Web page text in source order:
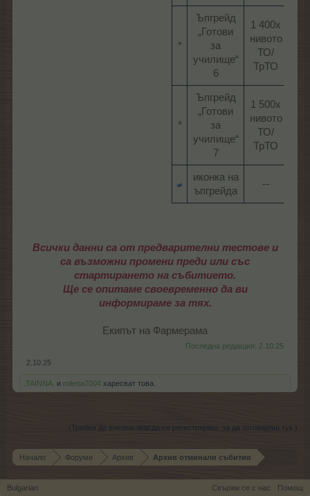
*​
Ъпгрейд
„Готови
за
училище“
6​
1 400х
нивото
ТО/
ТрТО​
*​
Ъпгрейд
„Готови
за
училище“
7​
1 500х
нивото
ТО/
ТрТО​
иконка на
ъпгрейда​
--​
Всички данни са от предварителни тестове и
са възможни промени преди или със
стартирането на събитието.
Ще се опитаме своевременно да ви
информираме за тях.
Екипът на Фармерама​
Последна редакция: 2.10.25
2.10.25
.TAINNA. и milena7004 харесват това.
(Трябва да влезеш или да се регистрираш, за да отговаряш тук.)
Начало Форуми Архив Архив отминали събития
Bulgarian Свържи се с нас Помощ